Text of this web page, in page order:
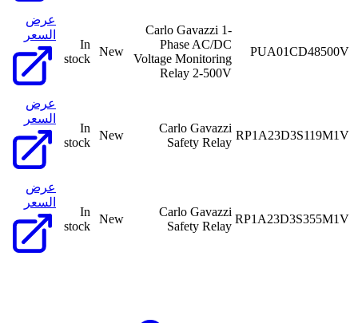
PUA01CD48500V
Carlo Gavazzi 1-
Phase AC/DC
Voltage Monitoring
Relay 2-500V
New
In
stock
عرض
السعر
RP1A23D3S119M1V
Carlo Gavazzi
Safety Relay
New
In
stock
عرض
السعر
RP1A23D3S355M1V
Carlo Gavazzi
Safety Relay
New
In
stock
عرض
السعر